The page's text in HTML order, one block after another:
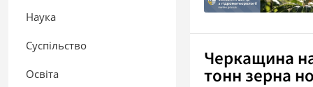
Наука
Суспільство
Освіта
Черкащина
тонн зерна